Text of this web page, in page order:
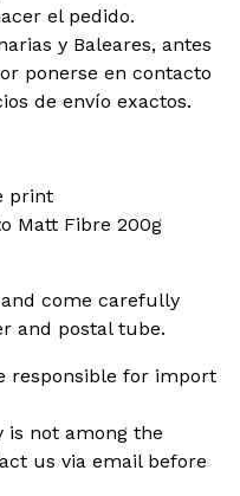
el pedido.
y Baleares, antes
ponerse en contacto
de envío exactos.
print
Matt Fibre 200g
come carefully
and postal tube.
responsible for import
not among the
us via email before